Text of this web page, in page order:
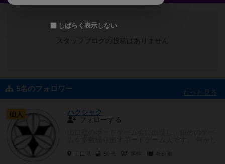
スタッフブログの投稿はありません
5名のフォロワー もっと見る
仙人
ハクシャク
フォローする
50代 466個
しばらく表示しない